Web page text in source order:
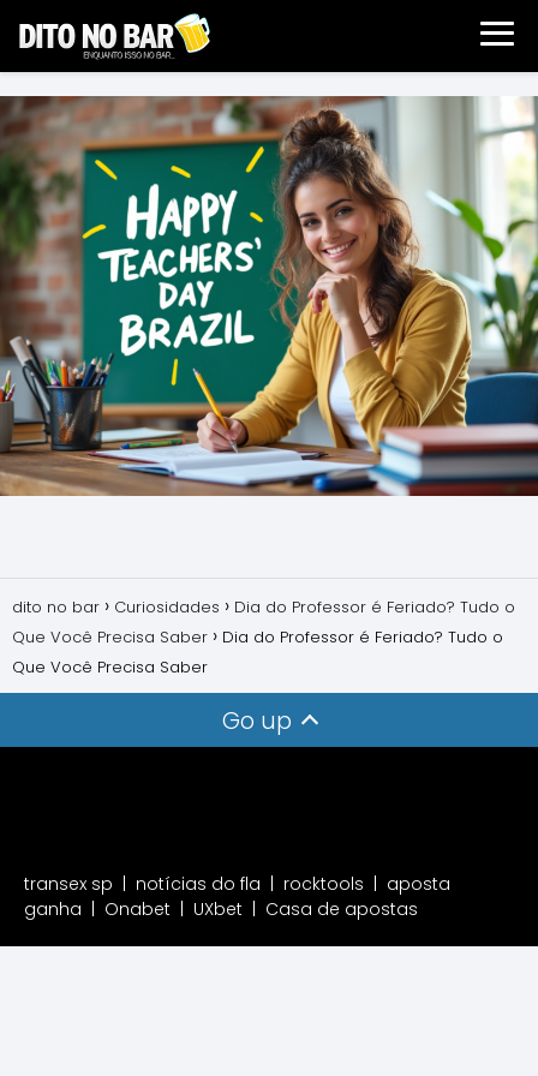
dito no bar Curiosidades
Dia do Professor é Feriado? Tudo o
Que Você Precisa Saber
Dia do Professor é Feriado? Tudo o
Que Você Precisa Saber
Go up
transex sp | notícias do fla | rocktools | aposta
ganha | Onabet | UXbet | Casa de apostas